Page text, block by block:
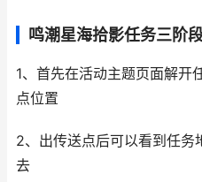
鸣潮星海拾影任务三阶
1、首先在活动主题页面解开
点位置
2、出传送点后可以看到任务
去